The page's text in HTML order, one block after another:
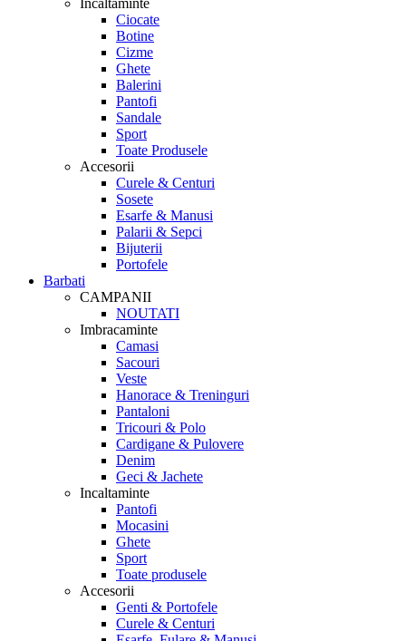
Incaltaminte
Ciocate
Botine
Cizme
Ghete
Balerini
Pantofi
Sandale
Sport
Toate Produsele
Accesorii
Curele & Centuri
Sosete
Esarfe & Manusi
Palarii & Sepci
Bijuterii
Portofele
Barbati
CAMPANII
NOUTATI
Imbracaminte
Camasi
Sacouri
Veste
Hanorace & Treninguri
Pantaloni
Tricouri & Polo
Cardigane & Pulovere
Denim
Geci & Jachete
Incaltaminte
Pantofi
Mocasini
Ghete
Sport
Toate produsele
Accesorii
Genti & Portofele
Curele & Centuri